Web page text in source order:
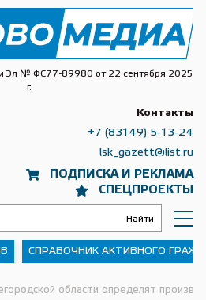
Эл № ФС77-89980 от 22 сентября 2025
г.
ПОДПИСКА И РЕКЛАМА
СПЕЦПРОЕКТЫ
Контакты
+7 (83149) 5-13-24
lsk_gazett@list.ru
СПРАВОЧНИК АКТИВНОГО
области определят